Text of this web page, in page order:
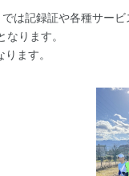
は記録証や各種サー
ります。
ます。